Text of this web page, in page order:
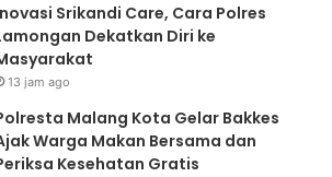
Srikandi Care, Cara Polres
Dekatkan Diri ke
13 jam ago
Malang Kota Gelar Bakkes
Warga Makan Bersama dan
Kesehatan Gratis